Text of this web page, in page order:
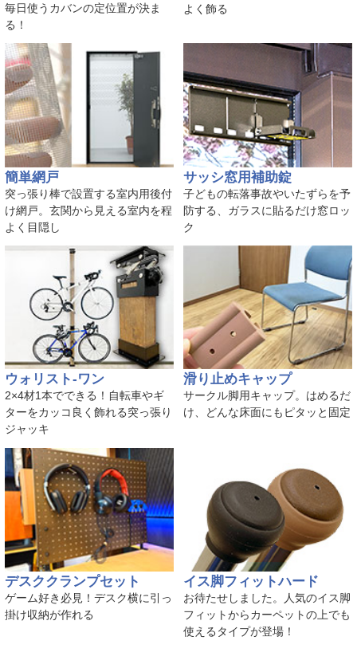
毎日使うカバンの定位置が決ま
る！
よく飾る
簡単網戸
突っ張り棒で設置する室内用後付
け網戸。玄関から見える室内を程
よく目隠し
サッシ窓用補助錠
子どもの転落事故やいたずらを予
防する、ガラスに貼るだけ窓ロッ
ク
ウォリスト-ワン
2×4材1本でできる！自転車やギ
ターをカッコ良く飾れる突っ張り
ジャッキ
滑り止めキャップ
サークル脚用キャップ。はめるだ
け、どんな床面にもピタッと固定
デスククランプセット
ゲーム好き必見！デスク横に引っ
掛け収納が作れる
イス脚フィットハード
お待たせしました。人気のイス脚
フィットからカーペットの上でも
使えるタイプが登場！